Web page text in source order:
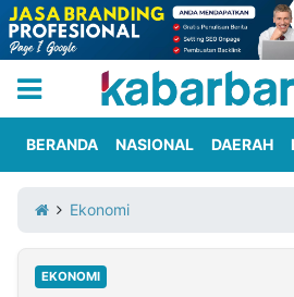
Iklan
Berita
Kami
BERANDA NASIONAL DAERAH
Ekonomi
EKONOMI